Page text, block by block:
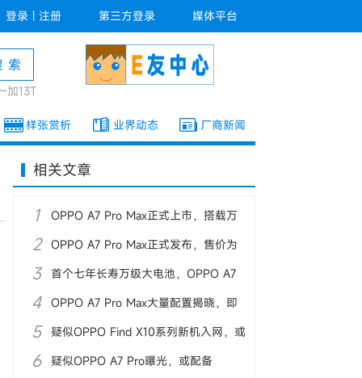
登录 | 注册 第三方登录 媒体平台
加13T
样张赏析 业界动态 厂商新闻
相关文章
1
OPPO A7 Pro Max正式上市，搭载万
级大电池
2
OPPO A7 Pro Max正式发布，售价为
2199元起
3
首个七年长寿万级大电池，OPPO A7
Pro Max发布
4
OPPO A7 Pro Max大量配置揭晓，即
将正式发布
5
疑似OPPO Find X10系列新机入网，或
9月发布
6
疑似OPPO A7 Pro曝光，或配备